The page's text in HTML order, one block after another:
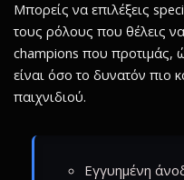
Μπορείς να επιλέξεις
τους ρόλους που θέλεις
champions που προτιμάς,
είναι όσο το δυνατόν πιο
παιχνιδιού.
Εγγυημένη